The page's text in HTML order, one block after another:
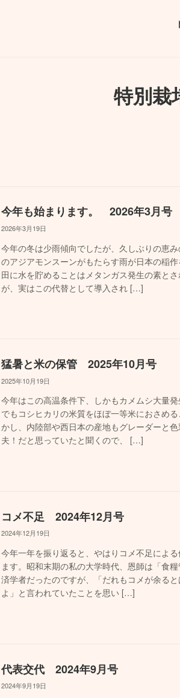
特別栽
今年も始まります。 2026年3月号
2026年3月19日
今年の冬は少雨傾向でしたが、久しぶりの恵
のアジアモンスーンがもたらす雨が日本の稲
田に水を貯めることはメタンガス発生の素と
が、実はこの代替として導入され […]
猛暑と米の保管 2025年10月号
2025年10月19日
今年はこの高温条件下、しかもカメムシ大量
でもコシヒカリの米質をほぼ一等米におさめ
かし、内陸部や西日本の産地もグレーダーと
夫！だと思っていたと聞くので、 […]
コメ不足 2024年12月号
2024年12月19日
今年一年を振り返ると、やはりコメ不足によ
ます。昭和末期の私の大学時代、恩師は「食
済学者だったのですが、「だれもコメが余る
よ」と言われていたことを思い […]
代表交代 2024年9月号
2024年9月19日